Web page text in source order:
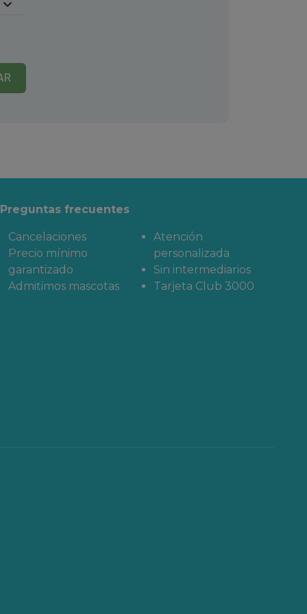
Preguntas frecuentes
Cancelaciones
Precio mínimo
garantizado
Admitimos mascotas
Atención
personalizada
Sin intermediarios
Tarjeta Club 3000